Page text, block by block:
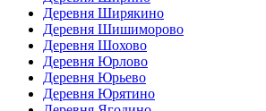
Деревня Ширякино
Деревня Шишиморово
Деревня Шохово
Деревня Юрлово
Деревня Юрьево
Деревня Юрятино